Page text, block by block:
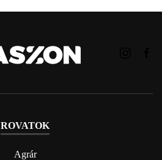
ROVATOK
Agrár